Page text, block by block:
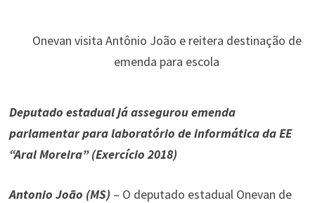
Onevan visita Antônio João e reitera destinação de
emenda para escola
Deputado estadual já assegurou emenda
parlamentar para laboratório de informática da EE
“Aral Moreira” (Exercício 2018)
Antonio João (MS) – O deputado estadual Onevan de